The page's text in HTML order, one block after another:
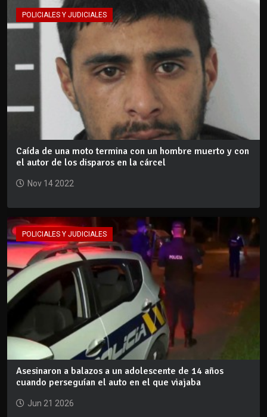
POLICIALES Y JUDICIALES
Caída de una moto termina con un hombre muerto y con
el autor de los disparos en la cárcel
Nov 14 2022
POLICIALES Y JUDICIALES
Asesinaron a balazos a un adolescente de 14 años
cuando perseguían el auto en el que viajaba
Jun 21 2026